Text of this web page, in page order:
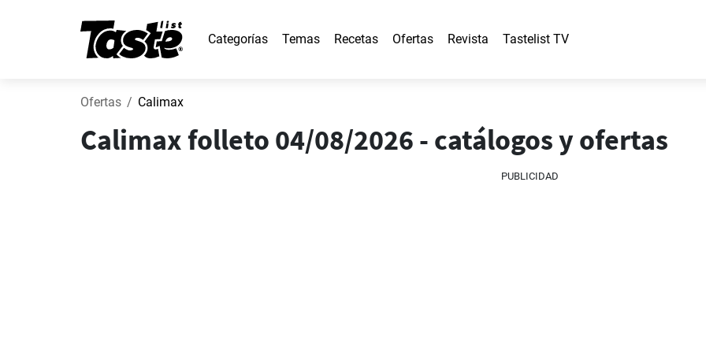
Categorías Temas Recetas Ofertas Revista Tastelist TV
Ofertas Calimax
Calimax folleto 04/08/2026 - catálogos y ofertas
PUBLICIDAD